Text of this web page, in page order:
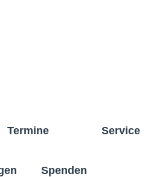
Termine Service
Spenden